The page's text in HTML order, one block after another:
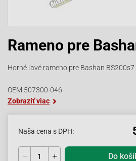
Rameno pre
Horné ľavé rameno pre Bashan BS200s7
OEM:507300-046
Zobraziť viac
Naša cena s DPH:
Do